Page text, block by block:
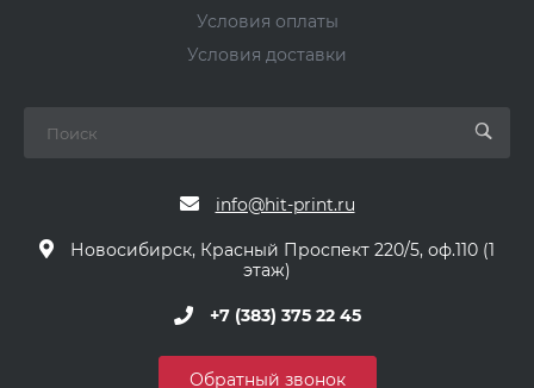
Условия оплаты
Условия доставки
info@hit-print.ru
Новосибирск, Красный Проспект 220/5, оф.110 (1
этаж)
+7 (383) 375 22 45
Обратный звонок